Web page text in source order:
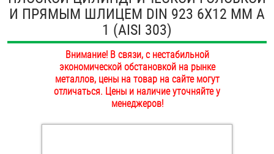
Втулки
Дюбели
Дюймовый крепёж
И ПРЯМЫМ ШЛИЦЕМ DIN 923 6Х12 ММ А
1 (AISI 303)
Внимание! В связи, с нестабильной
экономической обстановкой на рынке
металлов, цены на товар на сайте могут
отличаться. Цены и наличие уточняйте у
менеджеров!